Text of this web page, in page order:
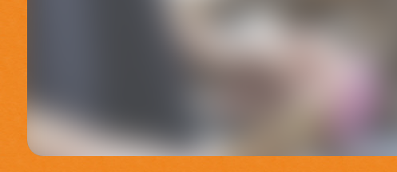
奈良の動物病院･エース動物病院の評判
奈良の動物病院･エース動物病院のお客様の声